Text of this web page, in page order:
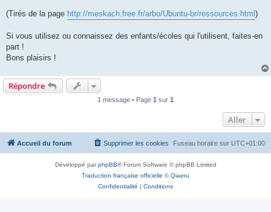
(Tirés de la page http://meskach.free.fr/arbo/Ubuntu-br/ressources.html )
Si vous utilisez ou connaissez des enfants/écoles qui l'utilisent, faites-en
part !
Bons plaisirs !
Répondre
1 message • Page 1 sur 1
Aller
Accueil du forum Fuseau horaire sur UTC+01:00
Supprimer les cookies
Développé parphpBB® Forum Software © phpBB Limited
Traduction française officielle ©Qiaeru
Confidentialité | Conditions